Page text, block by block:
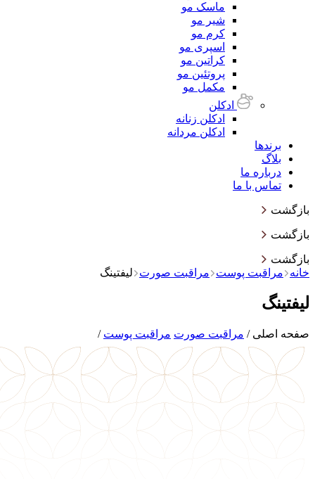
ماسک مو
شیر مو
کرم مو
اسپری مو
کراتین مو
پروتئین مو
مکمل مو
ادکلن
ادکلن زنانه
ادکلن مردانه
برندها
بلاگ
درباره ما
تماس با ما
بازگشت
بازگشت
بازگشت
خانه
مراقبت پوست مراقبت صورت لیفتینگ
لیفتینگ
صفحه اصلی / مراقبت صورت مراقبت پوست /